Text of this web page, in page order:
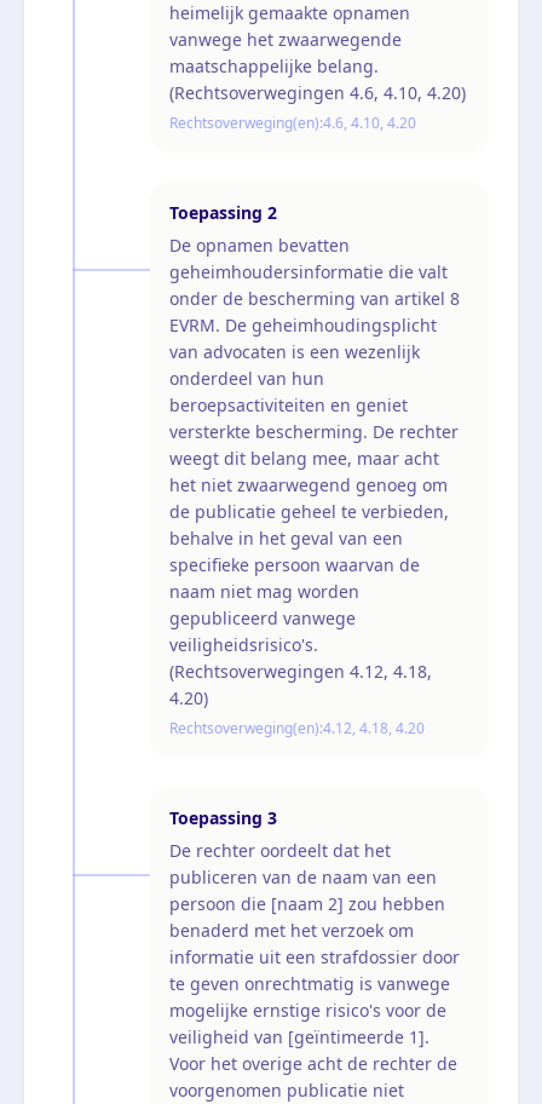
heimelijk gemaakte opnamen
vanwege het zwaarwegende
maatschappelijke belang.
(Rechtsoverwegingen 4.6, 4.10, 4.20)
Rechtsoverweging(en):4.6, 4.10, 4.20
Toepassing 2
De opnamen bevatten
geheimhoudersinformatie die valt
onder de bescherming van artikel 8
EVRM. De geheimhoudingsplicht
van advocaten is een wezenlijk
onderdeel van hun
beroepsactiviteiten en geniet
versterkte bescherming. De rechter
weegt dit belang mee, maar acht
het niet zwaarwegend genoeg om
de publicatie geheel te verbieden,
behalve in het geval van een
specifieke persoon waarvan de
naam niet mag worden
gepubliceerd vanwege
veiligheidsrisico's.
(Rechtsoverwegingen 4.12, 4.18,
4.20)
Rechtsoverweging(en):4.12, 4.18, 4.20
Toepassing 3
De rechter oordeelt dat het
publiceren van de naam van een
persoon die [naam 2] zou hebben
benaderd met het verzoek om
informatie uit een strafdossier door
te geven onrechtmatig is vanwege
mogelijke ernstige risico's voor de
veiligheid van [geïntimeerde 1].
Voor het overige acht de rechter de
voorgenomen publicatie niet